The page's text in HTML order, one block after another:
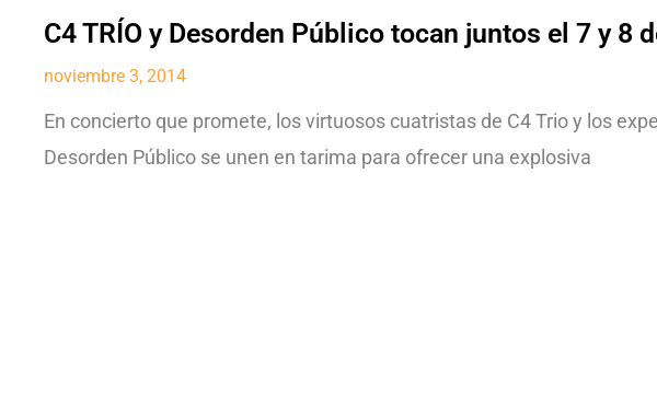
C4 TRÍO y Desorden Público tocan juntos el 7 y 8
noviembre 3, 2014
En concierto que promete, los virtuosos cuatristas de C4 Trio y los
Desorden Público se unen en tarima para ofrecer una explosiva